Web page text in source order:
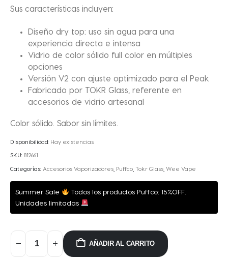
Sus características incluyen:
Diseño dry top: uso sin agua para una
experiencia directa e intensa
Vidrio de color sólido full color en múltiples
opciones
Versión V2 con ajuste optimizado para el Peak
Fabricado por TOKR Glass, referente en
accesorios de vidrio artesanal
Color sólido. Sabor sin límites.
Disponibilidad: Hay existencias
SKU: 812661
Categorías: Accesorios Vaporizadores Puffco Tokr Glass Wee Vape
Summer Sale
Todos los productos Puffco: 15%OFF.
Unidades limitadas
AÑADIR AL CARRITO